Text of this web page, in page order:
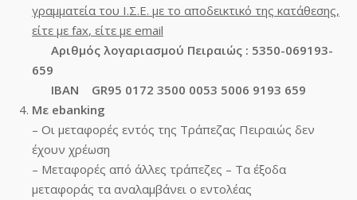
γραμματεία του Ι.Σ.Ε. με το αποδεικτικό της κατάθεσης,
είτε με fax, είτε με email
Αριθμός λογαριασμού Πειραιώς : 5350-069193-
659
ΙΒΑΝ
GR95 0172 3500 0053 5006 9193 659
Με ebanking
– Οι μεταφορές εντός της Τράπεζας Πειραιώς δεν
έχουν χρέωση
– Μεταφορές από άλλες τράπεζες – Τα έξοδα
μεταφοράς τα αναλαμβάνει ο εντολέας